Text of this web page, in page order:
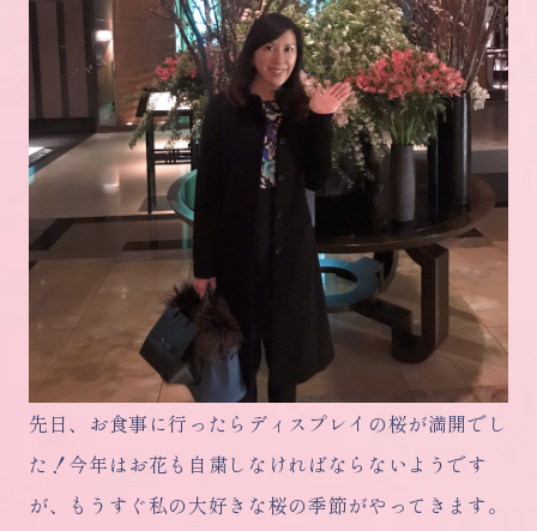
先日、お食事に行ったらディスプレイの桜が満開でし
た！今年はお花も自粛しなければならないようです
が、もうすぐ私の大好きな桜の季節がやってきます。